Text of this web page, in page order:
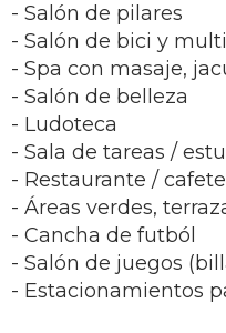
- Salón de pilares
- Salón de bici y
- Spa con masaje,
- Salón de belleza
- Ludoteca
- Sala de tareas /
- Restaurante /
- Áreas verdes,
- Cancha de futból
- Salón de juegos
- Estacionamientos